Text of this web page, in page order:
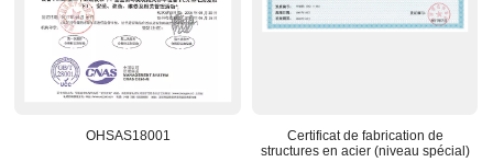
OHSAS18001
Certificat de fabrication de
structures en acier (niveau spécial)